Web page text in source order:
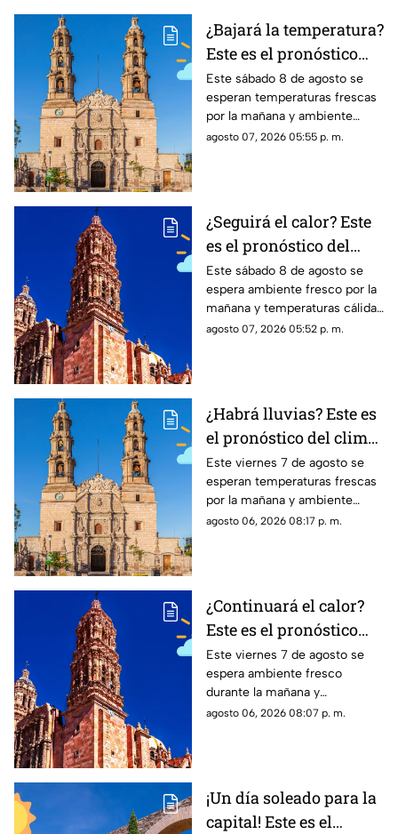
¿Bajará la temperatura?
Este es el pronóstico
del clima en
Aguascalientes HOY
sábado 8 de agosto
Este sábado 8 de agosto se
esperan temperaturas frescas
por la mañana y ambiente
cálido por la tarde; el clima en
agosto 07, 2026 05:55 p. m.
¿Seguirá el calor? Este
es el pronóstico del
clima en Zacatecas
HOY sábado 8 de agosto
Este sábado 8 de agosto se
espera ambiente fresco por la
mañana y temperaturas cálidas
por la tarde; el clima en
agosto 07, 2026 05:52 p. m.
¿Habrá lluvias? Este es
el pronóstico del clima
en Aguascalientes HOY
viernes 7 de agosto
Este viernes 7 de agosto se
esperan temperaturas frescas
por la mañana y ambiente
templado a cálido por la tarde;
agosto 06, 2026 08:17 p. m.
¿Continuará el calor?
Este es el pronóstico
del clima en Zacatecas
HOY viernes 7 de
agosto
Este viernes 7 de agosto se
espera ambiente fresco
durante la mañana y
temperaturas cálidas por la
agosto 06, 2026 08:07 p. m.
¡Un día soleado para la
capital! Este es el